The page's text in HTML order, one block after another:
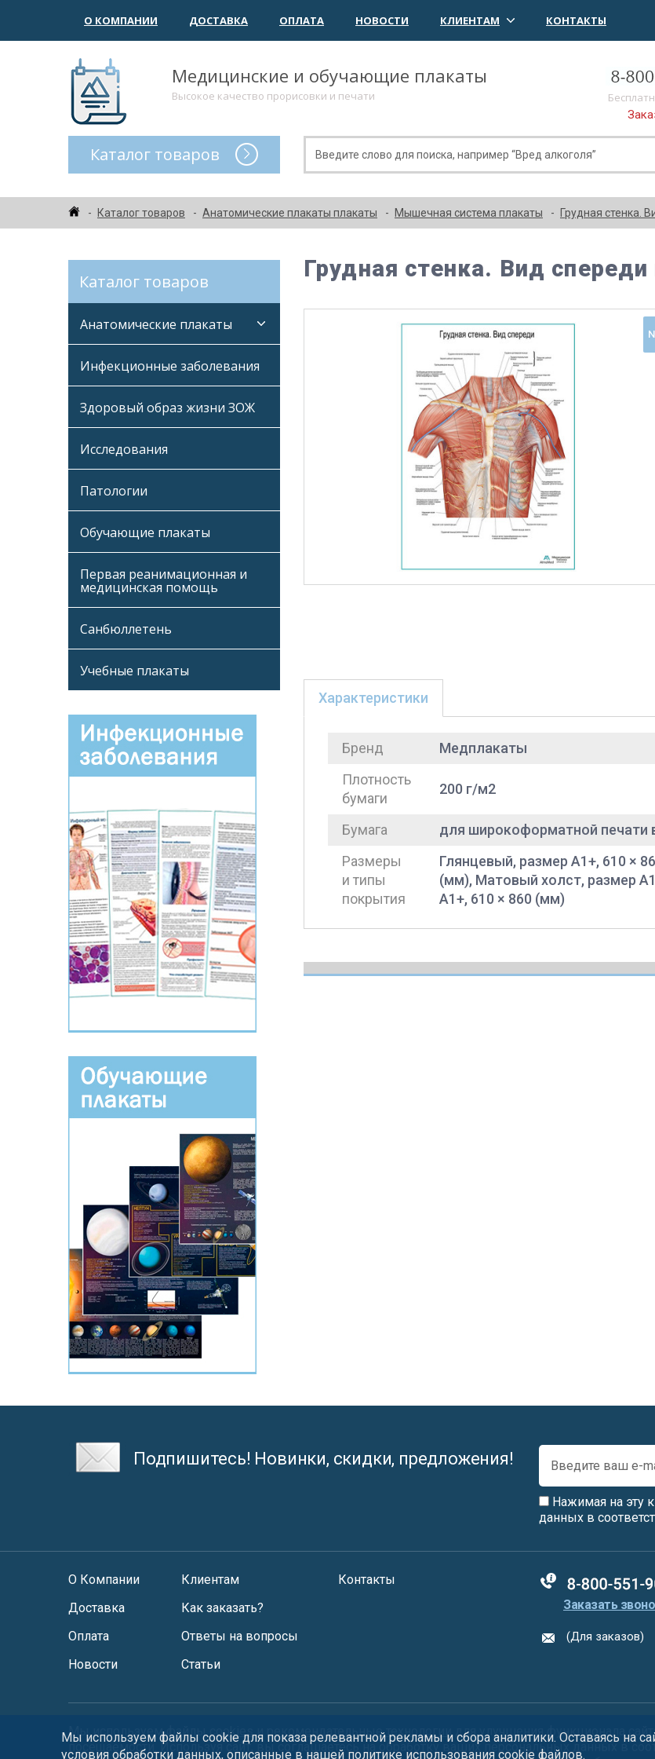
О КОМПАНИИ ДОСТАВКА ОПЛАТА НОВОСТИ КЛИЕНТАМ КОНТАКТЫ
Медицинские и обучающие плакаты
Высокое качество прорисовки и печати
Каталог товаров
Каталог товаров Анатомические плакаты плакаты Мышечная система плакаты Грудная стенка.
Каталог товаров
Анатомические плакаты
Инфекционные заболевания
Здоровый образ жизни ЗОЖ
Исследования
Патологии
Обучающие плакаты
Первая реанимационная и
медицинская помощь
Санбюллетень
Учебные плакаты
Грудная стенка. Вид
Характеристики
Бренд
Медплакаты
Плотность
бумаги
200 г/м2
Бумага
для широкоформатной печати
Размеры
и типы
покрытия
Глянцевый, размер A1+, 610 ×
(мм), Матовый холст, размер
A1+, 610 × 860 (мм)
Подпишитесь! Новинки, скидки, предложения!
Нажимая на эту
данных в
О Компании
Доставка
Оплата
Новости
Клиентам
Как заказать?
Ответы на вопросы
Статьи
Контакты 88005555550
Заказать
(Для заказов)
Мы используем файлыcookiesи рекомендательные технологиидля улучшения функционала
посещаемости. Используя сайт, вы соглашаетесь на обработку ваших персональных данных в
Мы используем файлы cookie для показа релевантной рекламы и сбора аналитики. Оставаясь на
условия обработки данных, описанные в нашей политике использования cookie файлов.